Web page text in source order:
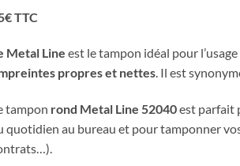
TTC
Metal Line est le tampon idéal pour
propres et nettes. Il est
tampon rond Metal Line 52040est parfait
quotidien au bureau et pour tamponner